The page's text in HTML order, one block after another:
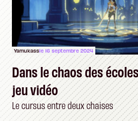
Yamukassle 16 septembre 2024
Dans le chaos des
jeu vidéo
Le cursus entre deux chaises